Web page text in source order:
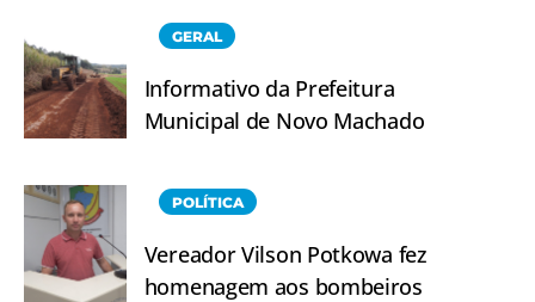
GERAL
Informativo da Prefeitura
Municipal de Novo Machado
POLÍTICA
Vereador Vilson Potkowa fez
homenagem aos bombeiros